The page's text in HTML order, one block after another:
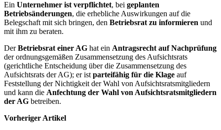
Ein Unternehmer ist verpflichtet, bei geplanten
Betriebsänderungen, die erhebliche Auswirkungen auf die
Belegschaft mit sich bringen, den Betriebsrat zu informieren und
mit ihm zu beraten.
DerBetriebsrat einer AG hat ein Antragsrecht auf Nachprüfung
der ordnungsgemäßen Zusammensetzung des Aufsichtsrats
(gerichtliche Entscheidung über die Zusammensetzung des
Aufsichtsrats der AG); er ist parteifähig für die Klage auf
Feststellung der Nichtigkeit der Wahl von Aufsichtsratsmitgliedern
und kann die Anfechtung der Wahl von Aufsichtsratsmitgliedern
der AG betreiben.
Vorheriger Artikel